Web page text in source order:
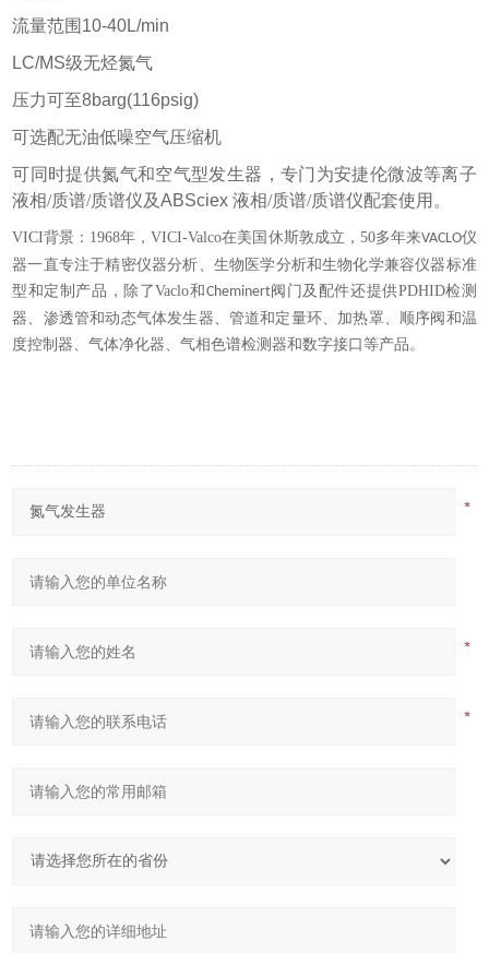
流量范围 10-40L/min
LC/MS级无烃氮气
压力可至8barg(116psig)
可选配无油低噪空气压缩机
可同时提供氮气和空气型发生器，专门为安捷伦微波等离子
液相/质谱/质谱仪及ABSciex 液相/质谱/质谱仪配套使用。
VICI背景：1968年 ，VICI-Valco在美国休斯敦成立 ， 50多年来VACLO仪
器一直专注于精密仪器分析、生物医学分析和生物化学兼容仪器标准
型和定制产品 ， 除了Vaclo和 Cheminert阀门及配件还提供PDHID检测
器、渗透管和动态气体发生器、 管道和定量环、 加热罩、 顺序阀 和温
度控制器、气体净化器、气相色谱检测器和数字接口等产品。